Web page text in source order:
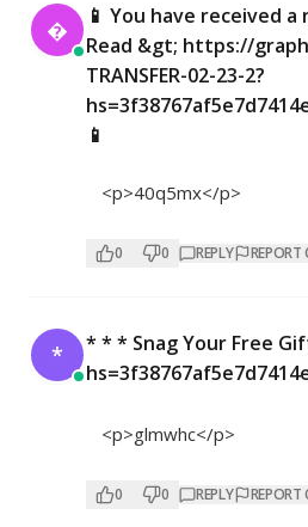

📱 You have received
Read &gt; https://
TRANSFER-02-23-2?
📱
<p>40q5mx</p>
0 0 REPLY
*
* * * Snag Your Free
<p>glmwhc</p>
0 0 REPLY